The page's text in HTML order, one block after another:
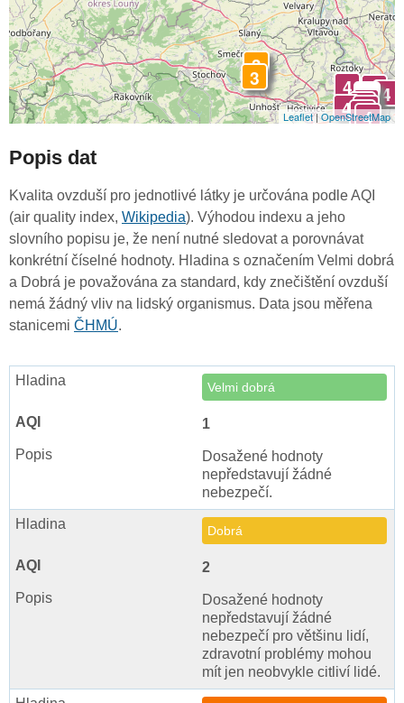
4
4
4
-
4
4 4
44
4
3
3
Leaflet|OpenStreetMap
Popis dat
Kvalita ovzduší pro jednotlivé látky je určována podle AQI
(air quality index, Wikipedia). Výhodou indexu a jeho
slovního popisu je, že není nutné sledovat a porovnávat
konkrétní číselné hodnoty. Hladina s označením Velmi dobrá
a Dobrá je považována za standard, kdy znečištění ovzduší
nemá žádný vliv na lidský organismus. Data jsou měřena
stanicemi ČHMÚ.
Velmi dobrá
1
Dosažené hodnoty
nepředstavují žádné
nebezpečí.
Dobrá
2
Dosažené hodnoty
nepředstavují žádné
nebezpečí pro většinu lidí,
zdravotní problémy mohou
mít jen neobvykle citliví lidé.